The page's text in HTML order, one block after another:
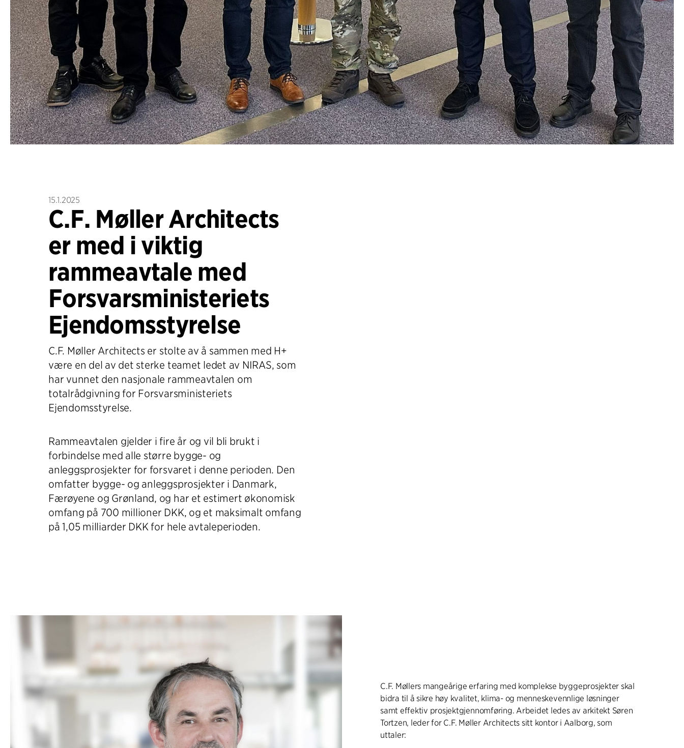
15.1.2025
C.F. Møller Architects
er med i viktig
rammeavtale med
Forsvarsministeriets
Ejendomsstyrelse
C.F. Møller Architects er stolte av å sammen med H+
være en del av det sterke teamet ledet av NIRAS, som
har vunnet den nasjonale rammeavtalen om
totalrådgivning for Forsvarsministeriets
Ejendomsstyrelse.
Rammeavtalen gjelder i fire år og vil bli brukt i
forbindelse med alle større bygge- og
anleggsprosjekter for forsvaret i denne perioden. Den
omfatter bygge- og anleggsprosjekter i Danmark,
Færøyene og Grønland, og har et estimert økonomisk
omfang på 700 millioner DKK, og et maksimalt omfang
på 1,05 milliarder DKK for hele avtaleperioden.
C.F. Møllers mangeårige erfaring med komplekse byggeprosjekter skal
bidra til å sikre høy kvalitet, klima- og menneskevennlige løsninger
samt effektiv prosjektgjennomføring. Arbeidet ledes av arkitekt Søren
Tortzen, leder for C.F. Møller Architects sitt kontor i Aalborg, som
uttaler: